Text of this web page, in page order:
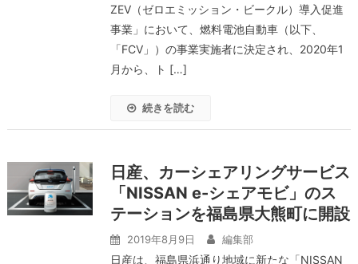
ZEV（ゼロエミッション・ビークル）導入促進
事業」において、燃料電池自動車（以下、
「FCV」）の事業実施者に決定され、2020年1
月から、ト […]
続きを読む
日産、カーシェアリングサービス
「NISSAN e-シェアモビ」のス
テーションを福島県大熊町に開設
2019年8月9日 編集部
日産は、福島県浜通り地域に新たな「NISSAN